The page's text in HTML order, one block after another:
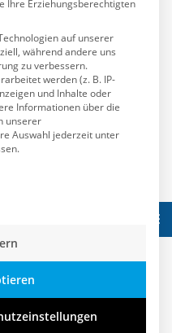
Ihre Erziehungsberechtigten
auf unserer
während andere uns
zu verbessern.
werden (z. B. IP-
und Inhalte oder
Informationen über die
unserer
Auswahl jederzeit unter
für die eine